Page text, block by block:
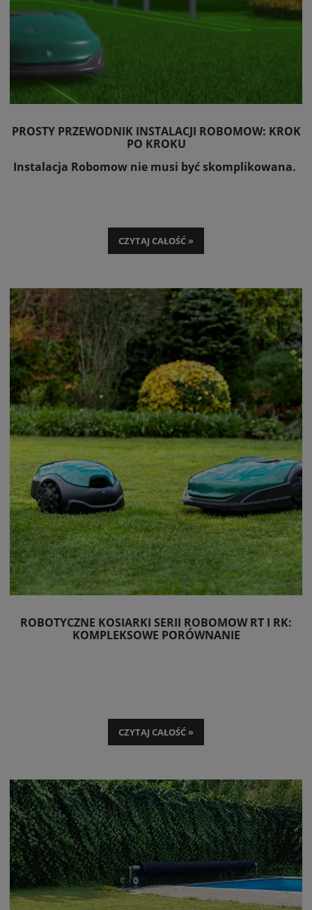
PROSTY PRZEWODNIK INSTALACJI ROBOMOW: KROK
PO KROKU
Instalacja Robomow nie musi być skomplikowana.
CZYTAJ CAŁOŚĆ »
ROBOTYCZNE KOSIARKI SERII ROBOMOW RT I RK:
KOMPLEKSOWE PORÓWNANIE
CZYTAJ CAŁOŚĆ »